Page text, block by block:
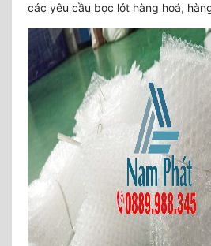
các yêu cầu bọc lót hàng hoá,